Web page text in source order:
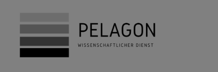
Zum
Inhalt
springen